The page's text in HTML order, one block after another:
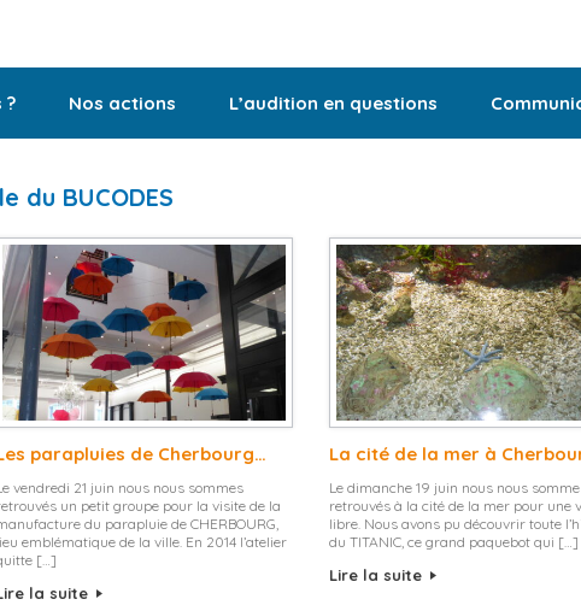
? Nos actions L’audition en questions
du BUCODES
parapluies de Cherbourg…
vendredi 21 juin nous nous sommes
un petit groupe pour la visite de la
du parapluie de CHERBOURG,
emblématique de la ville. En 2014 l’atelier
[…]
la suite
La cité de la mer à
Le dimanche 19 juin nous nous
retrouvés à la cité de la mer pour une
libre. Nous avons pu découvrir toute
du TITANIC, ce grand paquebot qui […]
Lire la suite